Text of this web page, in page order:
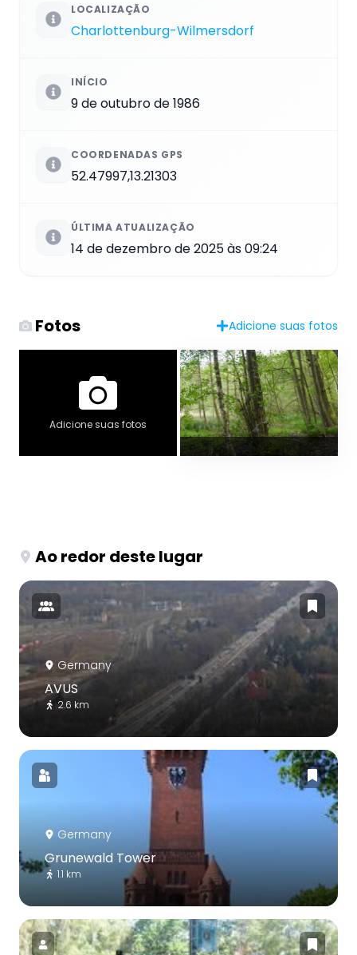
LOCALIZAÇÃO
Charlottenburg-Wilmersdorf
INÍCIO
9 de outubro de 1986
COORDENADAS GPS
52.47997,13.21303
ÚLTIMA ATUALIZAÇÃO
14 de dezembro de 2025 às 09:24
Fotos Adicione suas fotos
Adicione suas fotos
Ao redor deste lugar
Germany
AVUS
2.6 km
Germany
Grunewald Tower
1.1 km